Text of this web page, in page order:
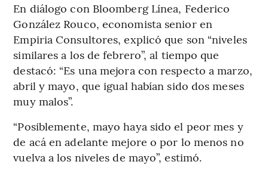
En diálogo con Bloomberg Línea, Federico
González Rouco, economista senior en
Empiria Consultores, explicó que son “niveles
similares a los de febrero”, al tiempo que
destacó: “Es una mejora con respecto a marzo,
abril y mayo, que igual habían sido dos meses
muy malos”.
“Posiblemente, mayo haya sido el peor mes y
de acá en adelante mejore o por lo menos no
vuelva a los niveles de mayo”, estimó.